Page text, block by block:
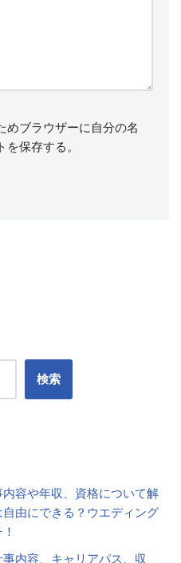
めブラウザーに自分の名
保存する。
検索
容や年収、資格について解
由にできる？ウエディング
内容、キャリアパス、収